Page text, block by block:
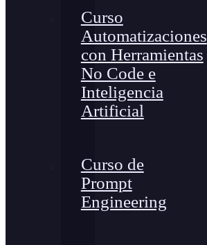
Curso
Automatizaciones
con Herramientas
No Code e
Inteligencia
Artificial
Curso de
Prompt
Engineering